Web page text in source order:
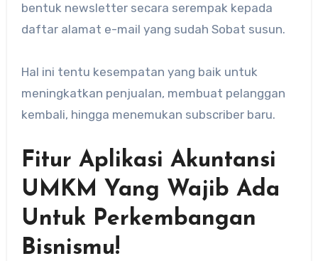
bentuk newsletter secara serempak kepada
daftar alamat e-mail yang sudah Sobat susun.
Hal ini tentu kesempatan yang baik untuk
meningkatkan penjualan, membuat pelanggan
kembali, hingga menemukan subscriber baru.
Fitur Aplikasi Akuntansi
UMKM Yang Wajib Ada
Untuk Perkembangan
Bisnismu!